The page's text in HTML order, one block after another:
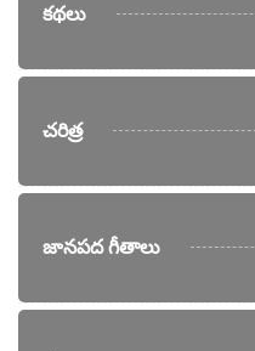
కథలు
చరిత్ర
జానపద గీతాలు